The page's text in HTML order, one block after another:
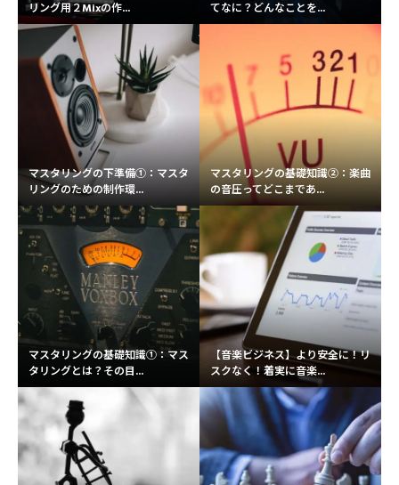
リング用２Mixの作...
てなに？どんなことを...
マスタリングの下準備①：マスタ
リングのための制作環...
マスタリングの基礎知識②：楽曲
の音圧ってどこまであ...
マスタリングの基礎知識①：マス
タリングとは？その目...
【音楽ビジネス】より安全に！リ
スクなく！着実に音楽...